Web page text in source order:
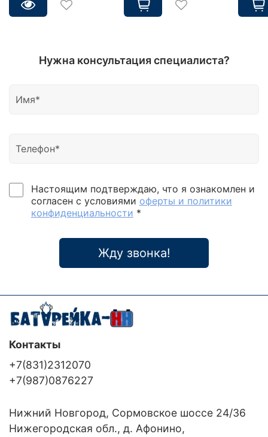
Нужна консультация специалиста?
Настоящим подтверждаю, что я ознакомлен и
согласен с условиями оферты и политики
конфиденциальности *
Жду звонка!
Контакты
+7(831)2312070
+7(987)0876227
Нижний Новгород, Сормовское шоссе 24/36
Нижегородская обл., д. Афонино,